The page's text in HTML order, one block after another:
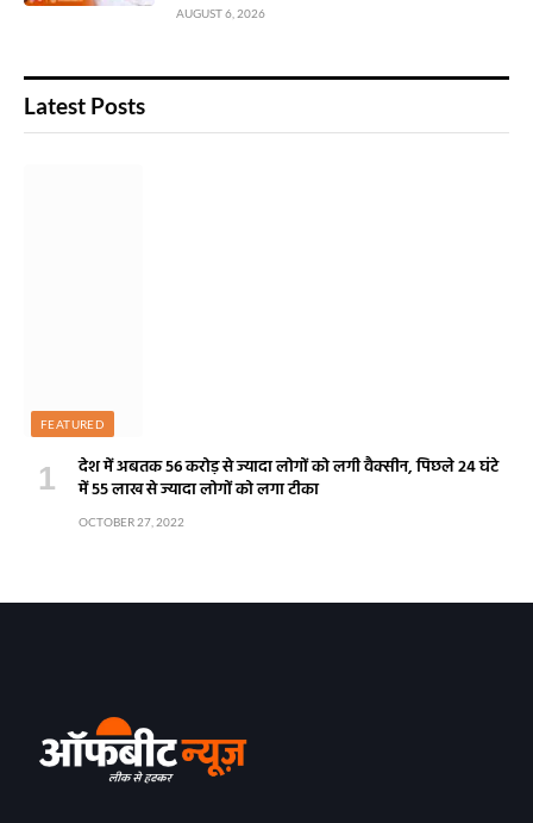
AUGUST 6, 2026
Latest Posts
FEATURED
देश में अबतक 56 करोड़ से ज्यादा लोगों को लगी वैक्सीन, पिछले 24 घंटे
में 55 लाख से ज्यादा लोगों को लगा टीका
OCTOBER 27, 2022